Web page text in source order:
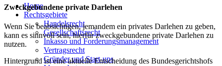
Home
Rechtsgebiete
Handelsrecht
Gesellschaftsrecht
Inkasso und Forderungsmanagement
Vertragsrecht
Gründer und Start-ups
private
Zweckgebundene private Darlehen
Wenn Sie beabsichtigen, jemandem ein privates Darlehen zu geben,
kann es sinnvoll sein, hierfür zweckgebundene private Darlehen zu
nutzen.
Hintergrund ist eine aktuelle Entscheidung des Bundesgerichtshofs